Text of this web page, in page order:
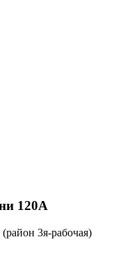
120А
3я-рабочая)